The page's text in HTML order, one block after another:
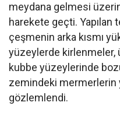
meydana gelmesi
harekete geçti.
çeşmenin arka kısmı
yüzeylerde kirlenmeler,
kubbe yüzeylerinde
zemindeki mermerlerin
gözlemlendi.